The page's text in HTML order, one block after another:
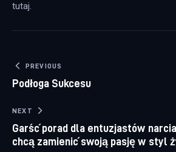
tutaj.
Nawigacja wpisu
PREVIOUS
Podłoga Sukcesu
NEXT
Garść porad dla entuzjastów
chcą zamienić swoją pasję w styl